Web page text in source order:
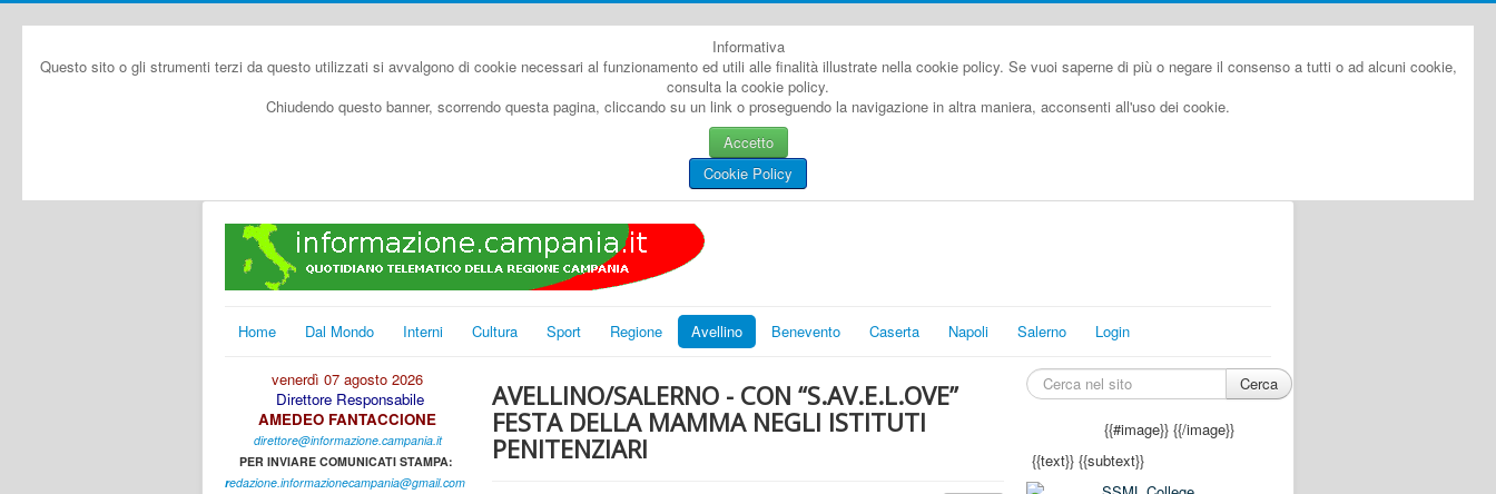
Informativa
Questo sito o gli strumenti terzi da questo utilizzati si avvalgono di cookie necessari al funzionamento ed utili alle finalità illustrate nella cookie policy. Se vuoi saperne di più o negare il consenso a tutti o ad alcuni cookie,
consulta la cookie policy.
Chiudendo questo banner, scorrendo questa pagina, cliccando su un link o proseguendo la navigazione in altra maniera, acconsenti all'uso dei cookie.
Accetto
Cookie Policy
Home Dal Mondo Interni Cultura Sport Regione Avellino Benevento Caserta Napoli Salerno Login
venerdì 07 agosto 2026
Direttore Responsabile
AMEDEO FANTACCIONE
direttore@informazione.campania.it
PER INVIARE COMUNICATI STAMPA:
redazione.informazionecampania@gmail.com
AVELLINO/SALERNO - CON “S.AV.E.L.OVE”
FESTA DELLA MAMMA NEGLI ISTITUTI
PENITENZIARI
Cerca
{{#image}}{{/image}}
{{text}} {{subtext}}